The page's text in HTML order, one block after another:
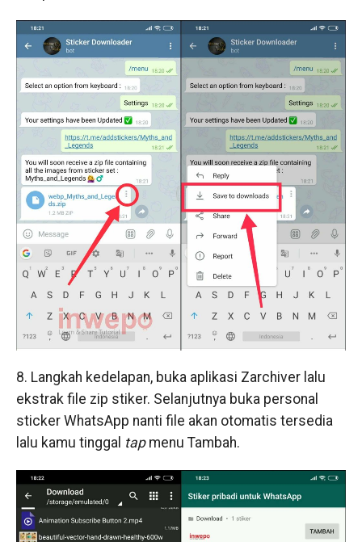
8. Langkah kedelapan, buka aplikasi Zarchiver lalu
ekstrak file zip stiker. Selanjutnya buka personal
sticker WhatsApp nanti file akan otomatis tersedia
lalu kamu tinggal tapmenu Tambah.